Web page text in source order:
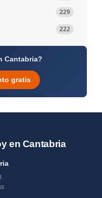
229
222
Cantabria?
gratis
en Cantabria